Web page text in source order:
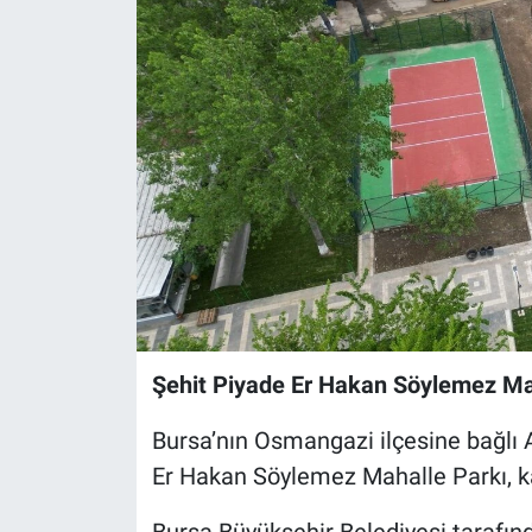
Şehit Piyade Er Hakan Söylemez
Bursa’nın Osmangazi ilçesine
Er Hakan Söylemez Mahalle Parkı,
Ekonomi
Teknoloji
Magazin